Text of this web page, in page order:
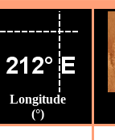
Longitude
(°)